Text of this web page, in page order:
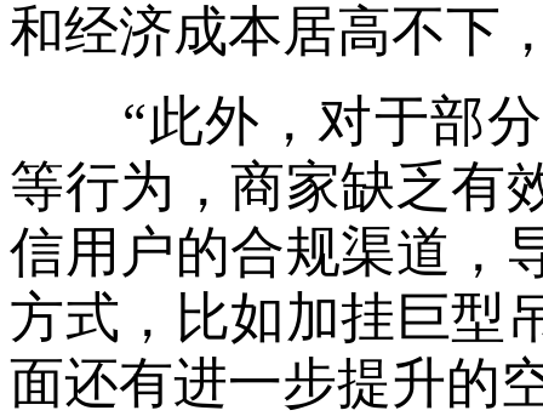
和经济成本居高不下
“此外，对于部分
等行为，商家缺乏有
信用户的合规渠道，
方式，比如加挂巨型
面还有进一步提升的